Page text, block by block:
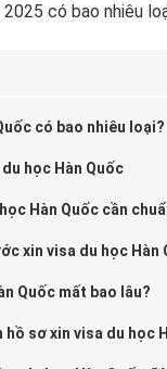
2025 có bao nhiêu
có bao nhiêu loại?
học Hàn Quốc
Hàn Quốc cần
xin visa du học Hàn
Quốc mất bao lâu?
hồ sơ xin visa du học